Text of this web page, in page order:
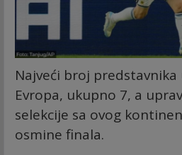
Najveći broj predstavnika
Evropa, ukupno 7, a
selekcije sa ovog
osmine finala.